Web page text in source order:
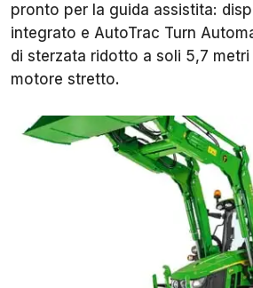
pronto per la guida assistita:
integrato e AutoTrac Turn
di sterzata ridotto a soli 5,7
motore stretto.